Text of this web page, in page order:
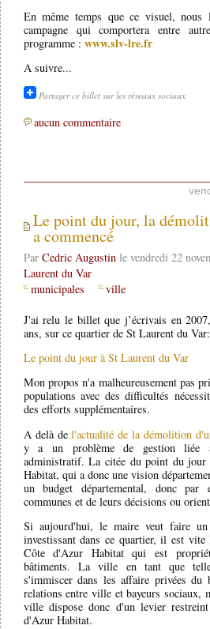
En même temps que ce visuel, nous
campagne qui comportera entre
programme : www.slv-lre.fr
A suivre...
Partager ce billet sur les réseaux sociaux
aucun commentaire
Le point du jour, la
a commencé
Par Cedric Augustinle vendredi 22
Laurent du Var
municipales
ville
J'ai relu le billet que j’écrivais en
ans, sur ce quartier de St Laurent du Var:
Le point du jour à St Laurent du Var
Mon propos n'a malheureusement pas
populations avec des difficultés
des efforts supplémentaires.
A delà del'actualité de la démolition
y a un problème de gestion liée
administratif. La citée du point du jour
Habitat, qui a donc une vision
un budget départemental, donc par
communes et de leurs décisions ou
Si aujourd'hui, le maire veut faire
investissant dans ce quartier, il est
Côte d'Azur Habitat qui est
bâtiments. La ville en tant que
s'immiscer dans les affaire privées
relations entre ville et bayeurs sociaux,
ville dispose donc d'un levier
d'Azur Habitat.